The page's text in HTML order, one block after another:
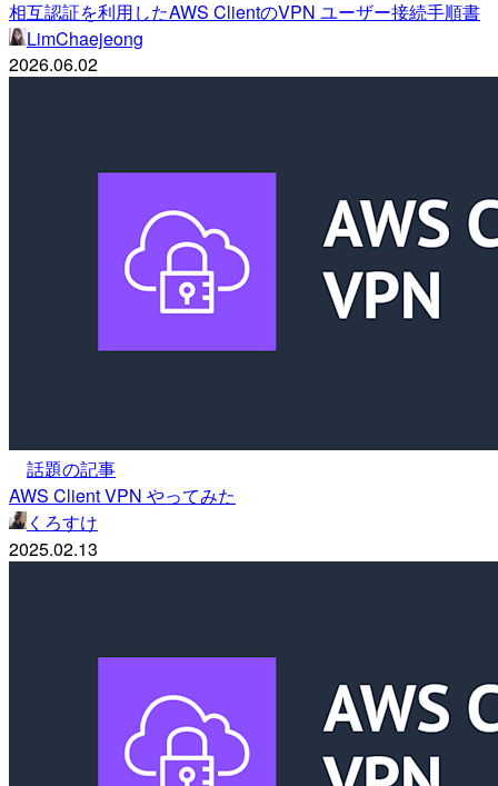
相互認証を利用したAWS ClientのVPN ユーザー接続手順書
LimChaejeong
2026.06.02
話題の記事
AWS Client VPN やってみた
くろすけ
2025.02.13